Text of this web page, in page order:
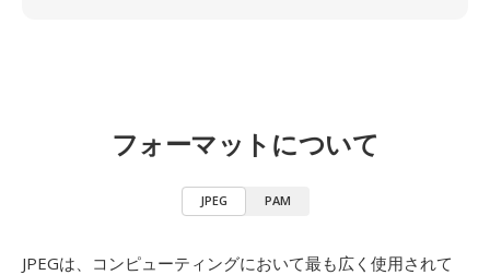
フォーマットについて
JPEG PAM
JPEGは、コンピューティングにおいて最も広く使用されて